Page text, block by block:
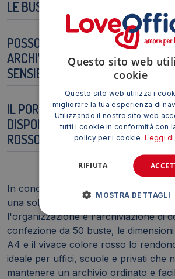
LE BUSTE SONO RICICLABILI?
POSSO UTILIZZARE QUESTE
ARCHIVIARE DOCUMENTI
SENSIBILI?
IL PORTALISTINI SEI ROTA ASSO È
DISPONIBILE IN ALTRI COLORI
ROSSO?
In conclusione, il Portalistini Sei Rota
una soluzione pratica, efficiente ed
l'organizzazione e l'archiviazione di
confezione da 50 buste, le
A4 e il vivace colore rosso lo
ideale per uffici, scuole e privati che
mantenere un archivio ordinato e
Questo sito web
cookie
Questo sito web utilizza i
migliorare la tua esperienza di
Utilizzando il nostro sito web
tutti i cookie in conformità con
policy per i cookie.Leggi di
RIFIUTA
MOSTRA DETTAGLI